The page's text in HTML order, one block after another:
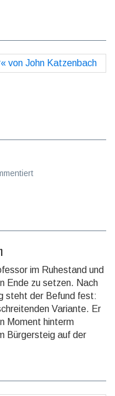
im Ruhestand und
Ende zu setzen. Nach
steht der Befund fest:
Variante. Er
Moment hinterm
Bürgersteig auf der